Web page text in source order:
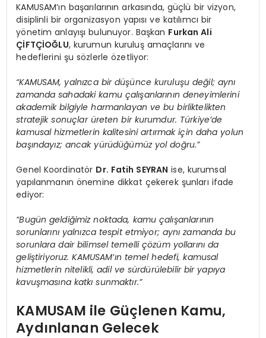
KAMUSAM’ın başarılarının arkasında, güçlü bir vizyon,
disiplinli bir organizasyon yapısı ve katılımcı bir
yönetim anlayışı bulunuyor. Başkan Furkan Ali
ÇİFTÇİOĞLU, kurumun kuruluş amaçlarını ve
hedeflerini şu sözlerle özetliyor:
“KAMUSAM, yalnızca bir düşünce kuruluşu değil; aynı
zamanda sahadaki kamu çalışanlarının deneyimlerini
akademik bilgiyle harmanlayan ve bu birliktelikten
stratejik sonuçlar üreten bir kurumdur. Türkiye’de
kamusal hizmetlerin kalitesini artırmak için daha yolun
başındayız; ancak yürüdüğümüz yol doğru.”
Genel Koordinatör Dr. Fatih SEYRAN ise, kurumsal
yapılanmanın önemine dikkat çekerek şunları ifade
ediyor:
“Bugün geldiğimiz noktada, kamu çalışanlarının
sorunlarını yalnızca tespit etmiyor; aynı zamanda bu
sorunlara dair bilimsel temelli çözüm yollarını da
geliştiriyoruz. KAMUSAM’ın temel hedefi, kamusal
hizmetlerin nitelikli, adil ve sürdürülebilir bir yapıya
kavuşmasına katkı sunmaktır.”
KAMUSAM ile Güçlenen Kamu,
Aydınlanan Gelecek